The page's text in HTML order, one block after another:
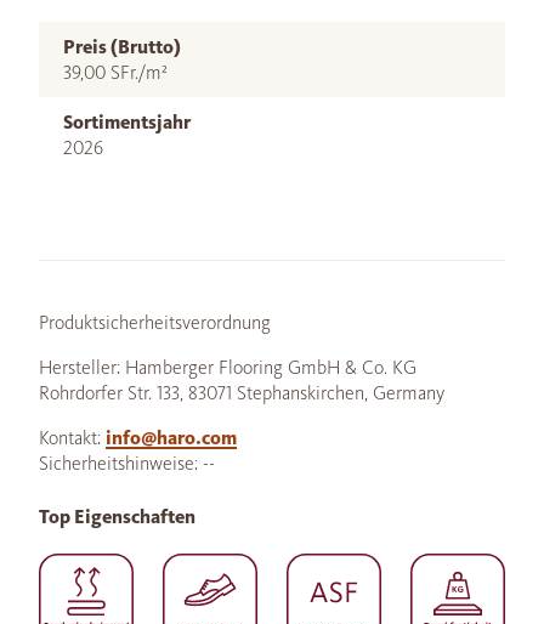
Preis (Brutto)
39,00 SFr./m²
Sortimentsjahr
2026
Produktsicherheitsverordnung
Hersteller: Hamberger Flooring GmbH & Co. KG
Rohrdorfer Str. 133, 83071 Stephanskirchen, Germany
Kontakt: info@haro.com
Sicherheitshinweise: --
Top Eigenschaften